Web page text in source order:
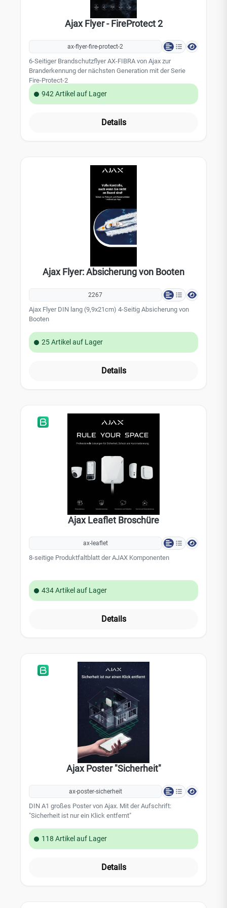
Ajax Flyer - FireProtect 2
ax-flyer-fire-protect-2
6-Seitiger Brandschutzflyer AX-FIBRA von Ajax zur
Branderkennung der nächsten Generation mit der Serie
Fire-Protect-2
942 Artikel auf Lager
Details
Ajax Flyer: Absicherung von Booten
2267
Ajax Flyer DIN lang (9,9x21cm) 4-Seitig Absicherung von
Booten
25 Artikel auf Lager
Details
Ajax Leaflet Broschüre
ax-leaflet
8-seitige Produktfaltblatt der AJAX Komponenten
434 Artikel auf Lager
Details
Ajax Poster "Sicherheit"
ax-poster-sicherheit
DIN A1 großes Poster von Ajax. Mit der Aufschrift:
"Sicherheit ist nur ein Klick entfernt"
118 Artikel auf Lager
Details